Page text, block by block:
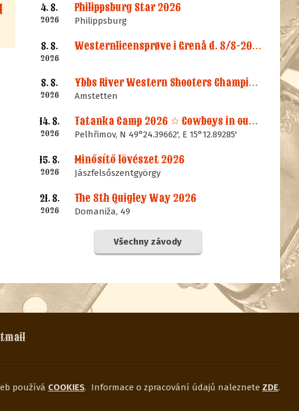
4. 8.
2026
Philippsburg Star 2026
Philippsburg
8. 8.
2026
Westernlicensprøve i Grenå d. 8/8-2026
8. 8.
2026
Ybbs River Western Shooters Championship 2026 + LM
Amstetten
14. 8.
2026
Tatanka Camp 2026 ☆ Cowboys in our Memories
Pelhřimov, N 49°24.39662', E 15°12.89285'
15. 8.
2026
Minősítő lövészet 2026
Jászfelsőszentgyörgy
21. 8.
2026
The 8th Quigley Way 2026
Domaniža, 49
Všechny závody
používá COOKIES. Informace o zpracování údajů naleznete ZDE.